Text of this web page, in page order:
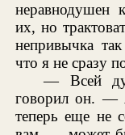
неравнодушен
их, но
непривычка
что я не сразу
— Всей
говорил он. —
теперь еще не